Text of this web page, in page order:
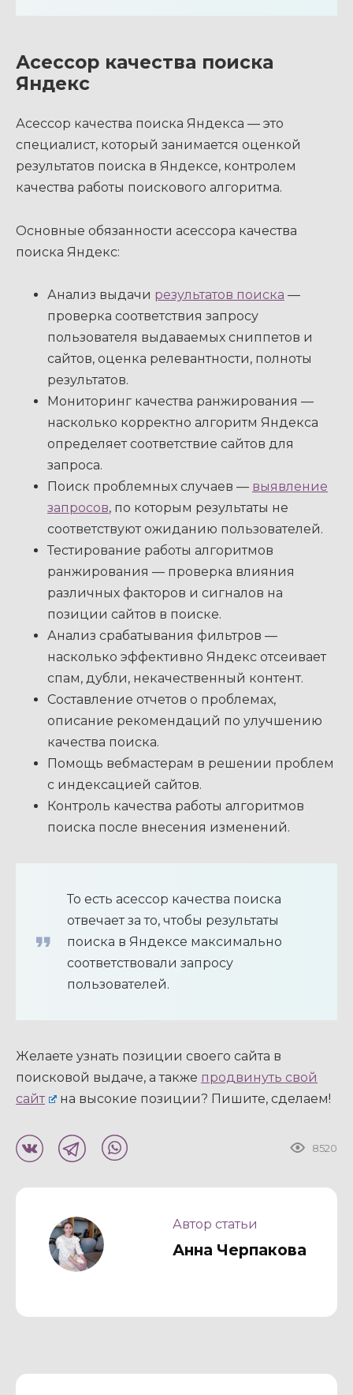
Асессор качества поиска
Яндекс
Асессор качества поиска Яндекса — это
специалист, который занимается оценкой
результатов поиска в Яндексе, контролем
качества работы поискового алгоритма.
Основные обязанности асессора качества
поиска Яндекс:
Анализ выдачи результатов поиска —
проверка соответствия запросу
пользователя выдаваемых сниппетов и
сайтов, оценка релевантности, полноты
результатов.
Мониторинг качества ранжирования —
насколько корректно алгоритм Яндекса
определяет соответствие сайтов для
запроса.
Поиск проблемных случаев — выявление
запросов, по которым результаты не
соответствуют ожиданию пользователей.
Тестирование работы алгоритмов
ранжирования — проверка влияния
различных факторов и сигналов на
позиции сайтов в поиске.
Анализ срабатывания фильтров —
насколько эффективно Яндекс отсеивает
спам, дубли, некачественный контент.
Составление отчетов о проблемах,
описание рекомендаций по улучшению
качества поиска.
Помощь вебмастерам в решении проблем
с индексацией сайтов.
Контроль качества работы алгоритмов
поиска после внесения изменений.
То есть асессор качества поиска
отвечает за то, чтобы результаты
поиска в Яндексе максимально
соответствовали запросу
пользователей.
Желаете узнать позиции своего сайта в
поисковой выдаче, а также продвинуть свой
сайт
на высокие позиции? Пишите, сделаем!
8520
Автор статьи
Анна Черпакова